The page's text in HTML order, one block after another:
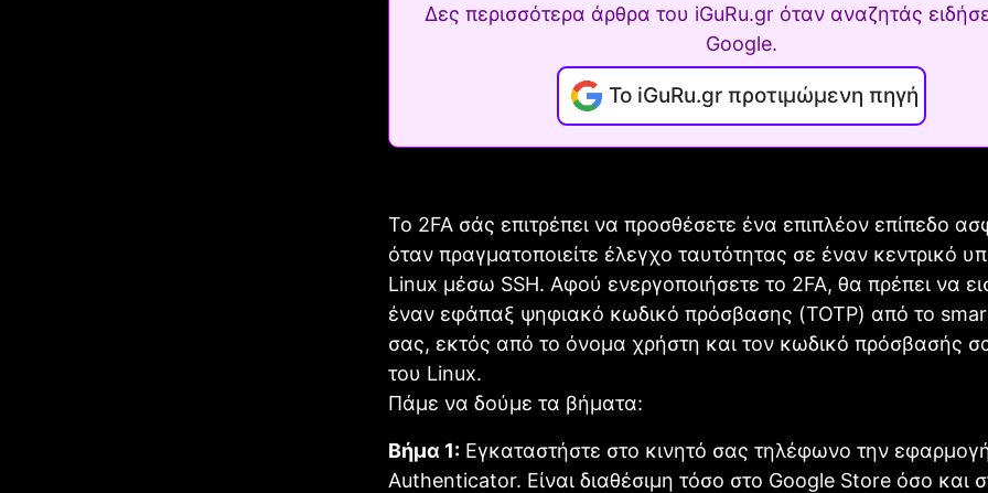
Δες περισσότερα άρθρα του iGuRu.gr όταν αναζητάς
Google.
Το iGuRu.gr προτιμώμενη πηγή
Το 2FA σάς επιτρέπει να προσθέσετε ένα επιπλέον επίπεδο
όταν πραγματοποιείτε έλεγχο ταυτότητας σε έναν κεντρικό
Linux μέσω SSH. Αφού ενεργοποιήσετε το 2FA, θα πρέπει να
έναν εφάπαξ ψηφιακό κωδικό πρόσβασης (TOTP) από το
σας, εκτός από το όνομα χρήστη και τον κωδικό πρόσβασής
του Linux.
Πάμε να δούμε τα βήματα:
Βήμα 1: Εγκαταστήστε στο κινητό σας τηλέφωνο την
Authenticator. Είναι διαθέσιμη τόσο στο Google Store όσο και